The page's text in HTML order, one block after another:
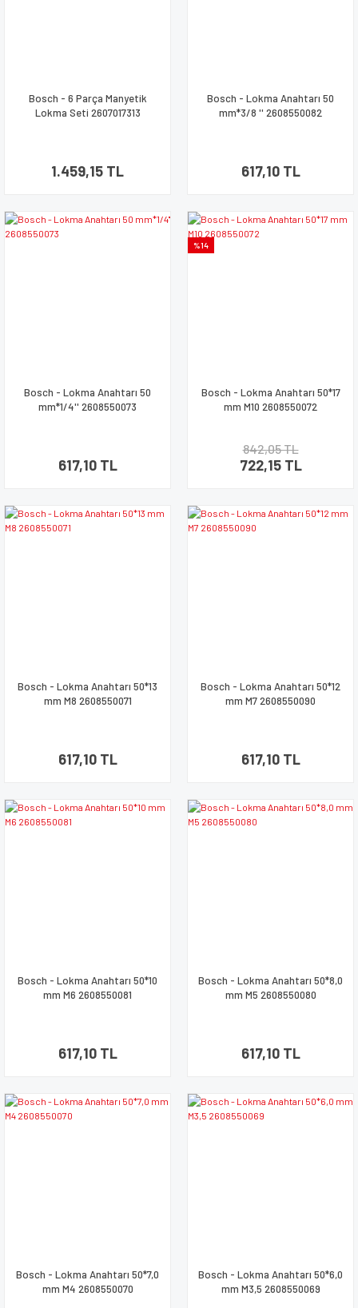
Bosch - 6 Parça Manyetik
Lokma Seti 2607017313
1.459,15 TL
Bosch - Lokma Anahtarı 50
mm*3/8 '' 2608550082
617,10 TL
Bosch - Lokma Anahtarı 50
mm*1/4'' 2608550073
617,10 TL
%14
Bosch - Lokma Anahtarı 50*17
mm M10 2608550072
842,05 TL
722,15 TL
Bosch - Lokma Anahtarı 50*13
mm M8 2608550071
617,10 TL
Bosch - Lokma Anahtarı 50*12
mm M7 2608550090
617,10 TL
Bosch - Lokma Anahtarı 50*10
mm M6 2608550081
617,10 TL
Bosch - Lokma Anahtarı 50*8,0
mm M5 2608550080
617,10 TL
Bosch - Lokma Anahtarı 50*7,0
mm M4 2608550070
Bosch - Lokma Anahtarı 50*6,0
mm M3,5 2608550069